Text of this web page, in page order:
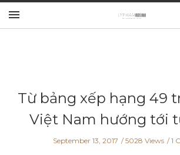
Từ bảng xếp hạng 49
Việt Nam hướng tới
September 13, 2017 5028 Views 1